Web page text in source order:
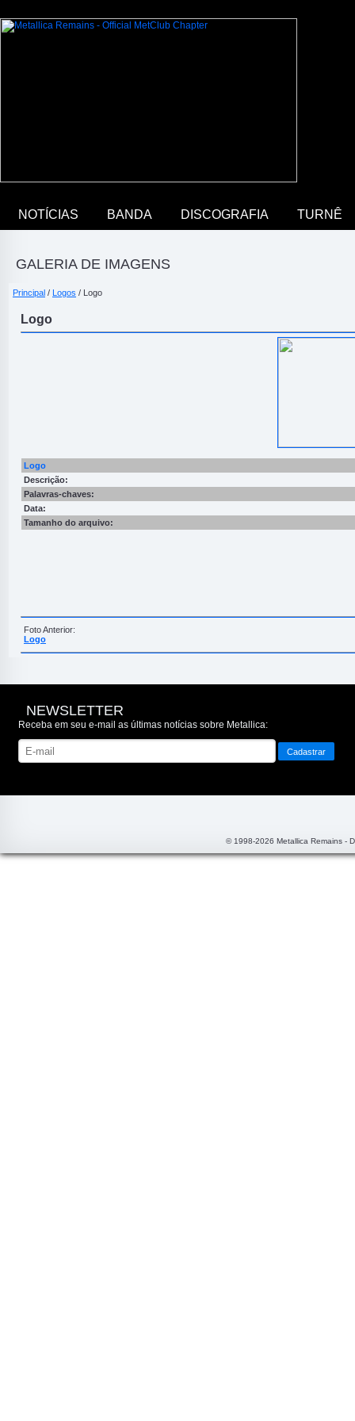
NOTÍCIAS BANDA DISCOGRAFIA TURNÊ
GALERIA DE IMAGENS
Principal / Logos / Logo
Logo
Logo
Descrição:
Palavras-chaves:
Data:
Tamanho do arquivo:
Foto Anterior:
Logo
NEWSLETTER
Receba em seu e-mail as últimas notícias sobre Metallica:
© 1998-2026 Metallica Remains -